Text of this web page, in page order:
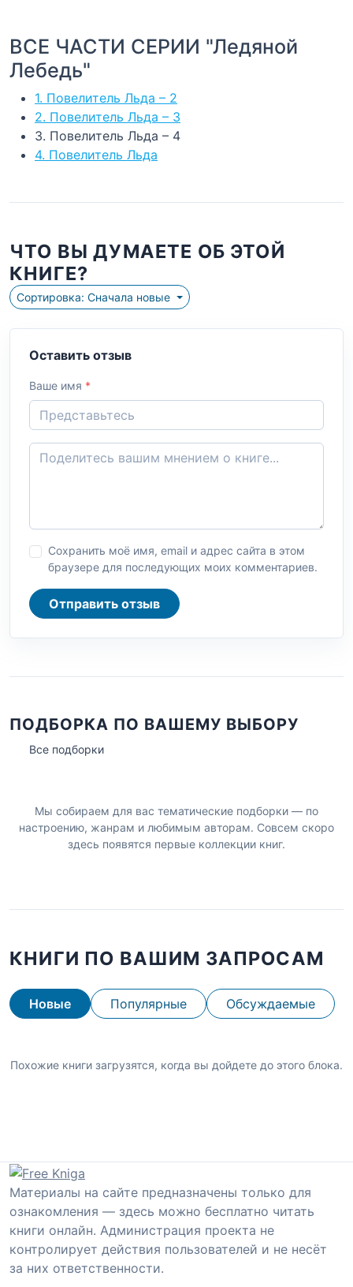
ВСЕ ЧАСТИ СЕРИИ "Ледяной
Лебедь"
1. Повелитель Льда – 2
2. Повелитель Льда – 3
3. Повелитель Льда – 4
4. Повелитель Льда
ЧТО ВЫ ДУМАЕТЕ ОБ ЭТОЙ
КНИГЕ?
Сортировка: Сначала новые
Оставить отзыв
Ваше имя *
Сохранить моё имя, email и адрес сайта в этом
браузере для последующих моих комментариев.
Отправить отзыв
ПОДБОРКА ПО ВАШЕМУ ВЫБОРУ
Все подборки
Мы собираем для вас тематические подборки — по
настроению, жанрам и любимым авторам. Совсем скоро
здесь появятся первые коллекции книг.
КНИГИ ПО ВАШИМ ЗАПРОСАМ
Новые Популярные Обсуждаемые
Похожие книги загрузятся, когда вы дойдете до этого блока.
Материалы на сайте предназначены только для
ознакомления — здесь можно бесплатно читать
книги онлайн. Администрация проекта не
контролирует действия пользователей и не несёт
за них ответственности.